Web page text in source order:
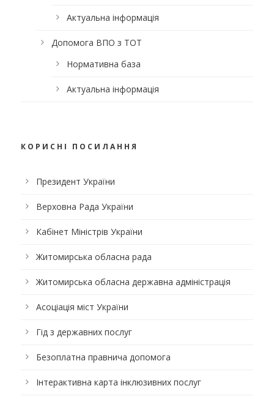
Актуальна інформація
Допомога ВПО з ТОТ
Нормативна база
Актуальна інформація
КОРИСНІ ПОСИЛАННЯ
Президент України
Верховна Рада України
Кабінет Міністрів України
Житомирська обласна рада
Житомирська обласна державна адміністрація
Асоціація міст України
Гід з державних послуг
Безоплатна правнича допомога
Інтерактивна карта інклюзивних послуг